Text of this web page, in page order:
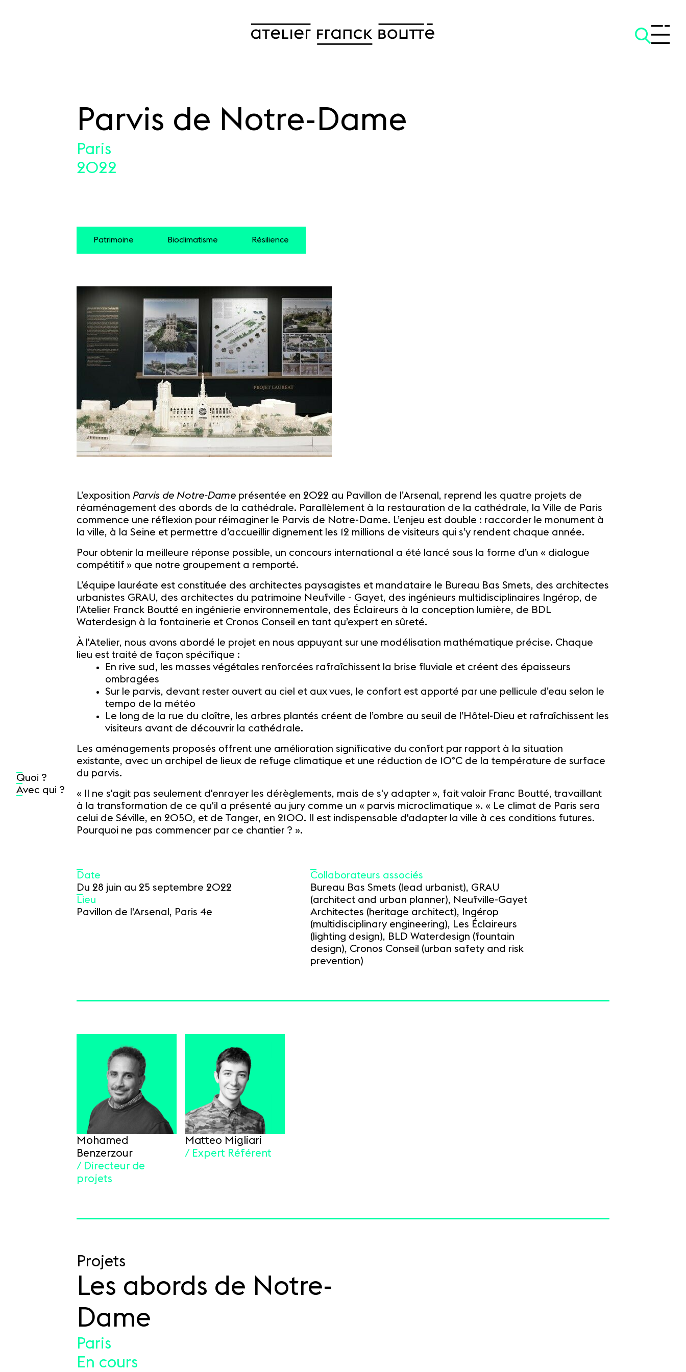
SKIP TO CONTENTParvis de Notre-Dame
Paris
2022
Patrimoine Bioclimatisme Résilience
L’exposition Parvis de Notre-Dame présentée en 2022 au Pavillon de l’Arsenal, reprend les quatre projets de
réaménagement des abords de la cathédrale. Parallèlement à la restauration de la cathédrale, la Ville de Paris
commence une réflexion pour réimaginer le Parvis de Notre-Dame. L’enjeu est double : raccorder le monument à
la ville, à la Seine et permettre d’accueillir dignement les 12 millions de visiteurs qui s’y rendent chaque année.
Pour obtenir la meilleure réponse possible, un concours international a été lancé sous la forme d’un « dialogue
compétitif » que notre groupement a remporté.
L’équipe lauréate est constituée des architectes paysagistes et mandataire le Bureau Bas Smets, des architectes
urbanistes GRAU, des architectes du patrimoine Neufville - Gayet, des ingénieurs multidisciplinaires Ingérop, de
l’Atelier Franck Boutté en ingénierie environnementale, des Éclaireurs à la conception lumière, de BDL
Waterdesign à la fontainerie et Cronos Conseil en tant qu’expert en sûreté.
À l'Atelier, nous avons abordé le projet en nous appuyant sur une modélisation mathématique précise. Chaque
lieu est traité de façon spécifique :
En rive sud, les masses végétales renforcées rafraîchissent la brise fluviale et créent des épaisseurs
ombragées
Sur le parvis, devant rester ouvert au ciel et aux vues, le confort est apporté par une pellicule d’eau selon le
tempo de la météo
Le long de la rue du cloître, les arbres plantés créent de l’ombre au seuil de l’Hôtel-Dieu et rafraîchissent les
visiteurs avant de découvrir la cathédrale.
Les aménagements proposés offrent une amélioration significative du confort par rapport à la situation
existante, avec un archipel de lieux de refuge climatique et une réduction de 10°C de la température de surface
du parvis.
« Il ne s'agit pas seulement d'enrayer les dérèglements, mais de s'y adapter », fait valoir Franc Boutté, travaillant
à la transformation de ce qu'il a présenté au jury comme un « parvis microclimatique ». « Le climat de Paris sera
celui de Séville, en 2050, et de Tanger, en 2100. Il est indispensable d'adapter la ville à ces conditions futures.
Pourquoi ne pas commencer par ce chantier ? ».
Date
Du 28 juin au 25 septembre 2022
Lieu
Pavillon de l'Arsenal, Paris 4e
Collaborateurs associés
Bureau Bas Smets (lead urbanist), GRAU
(architect and urban planner), Neufville-Gayet
Architectes (heritage architect), Ingérop
(multidisciplinary engineering), Les Éclaireurs
(lighting design), BLD Waterdesign (fountain
design), Cronos Conseil (urban safety and risk
prevention)
Quoi ?
Avec qui ?
Mohamed
Benzerzour
/ Directeur de
projets
Matteo Migliari
/ Expert Référent
Projets
Les abords de Notre-
Dame
Paris
En cours